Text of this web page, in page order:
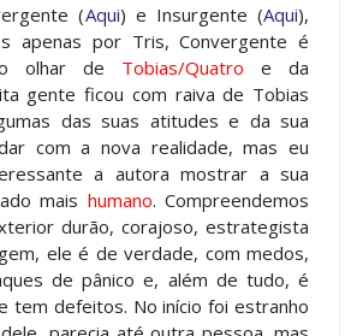
(Aqui) e Insurgente (Aqui),
apenas por Tris, Convergente é
olhar de Tobias/Quatro e da
gente ficou com raiva de Tobias
das suas atitudes e da sua
com a nova realidade, mas eu
a autora mostrar a sua
mais humano. Compreendemos
durão, corajoso, estrategista
ele é de verdade, com medos,
de pânico e, além de tudo, é
tem defeitos. No início foi estranho